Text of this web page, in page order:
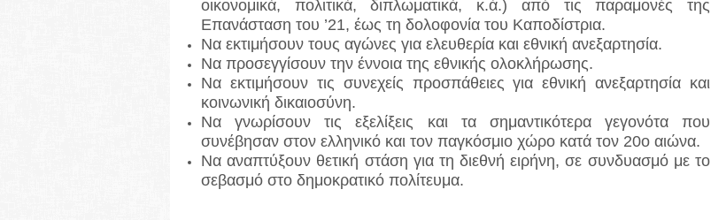
οικονομικά, πολιτικά, διπλωματικά, κ.ά.) από τις παραμονές της
Επανάσταση του ’21, έως τη δολοφονία του Καποδίστρια.
Να εκτιμήσουν τους αγώνες για ελευθερία και εθνική ανεξαρτησία.
Να προσεγγίσουν την έννοια της εθνικής ολοκλήρωσης.
Να εκτιμήσουν τις συνεχείς προσπάθειες για εθνική ανεξαρτησία και
κοινωνική δικαιοσύνη.
Να γνωρίσουν τις εξελίξεις και τα σημαντικότερα γεγονότα που
συνέβησαν στον ελληνικό και τον παγκόσμιο χώρο κατά τον 20ο αιώνα.
Να αναπτύξουν θετική στάση για τη διεθνή ειρήνη, σε συνδυασμό με το
σεβασμό στο δημοκρατικό πολίτευμα.